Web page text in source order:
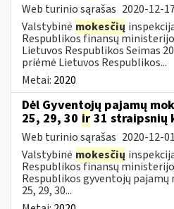
Web turinio sąrašas 2020-12-
Valstybinė mokesčių
Respublikos finansų
Lietuvos Respublikos Seimas
priėmė Lietuvos Respublikos...
Metai: 2020
Dėl Gyventojų pajamų
25, 29, 30 ir 31 straipsnių
Web turinio sąrašas 2020-12-01
Valstybinė mokesčių
Respublikos finansų
Respublikos gyventojų
25, 29, 30...